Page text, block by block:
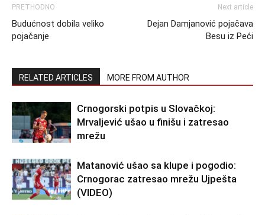
PRETHODNO
Budućnost dobila veliko
pojačanje
Next article
Dejan Damjanović pojačava
Besu iz Peći
RELATED ARTICLES MORE FROM AUTHOR
Crnogorski potpis u Slovačkoj:
Mrvaljević ušao u finišu i zatresao
mrežu
Matanović ušao sa klupe i pogodio:
Crnogorac zatresao mrežu Ujpešta
(VIDEO)